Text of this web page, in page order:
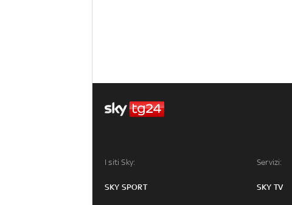
I siti Sky:
SKY SPORT
Servizi:
SKY TV